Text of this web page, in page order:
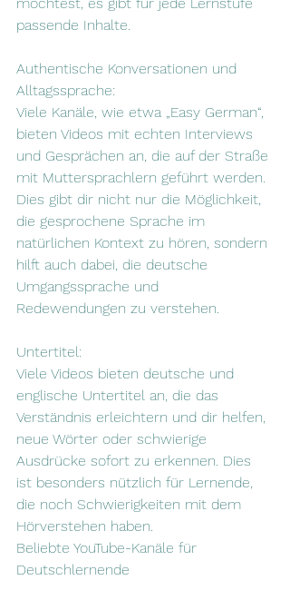
passende Inhalte.
Authentische Konversationen und
Alltagssprache:
Viele Kanäle, wie etwa „Easy German“,
bieten Videos mit echten Interviews
und Gesprächen an, die auf der Straße
mit Muttersprachlern geführt werden.
Dies gibt dir nicht nur die Möglichkeit,
die gesprochene Sprache im
natürlichen Kontext zu hören, sondern
hilft auch dabei, die deutsche
Umgangssprache und
Redewendungen zu verstehen.
Untertitel:
Viele Videos bieten deutsche und
englische Untertitel an, die das
Verständnis erleichtern und dir helfen,
neue Wörter oder schwierige
Ausdrücke sofort zu erkennen. Dies
ist besonders nützlich für Lernende,
die noch Schwierigkeiten mit dem
Hörverstehen haben.
Beliebte YouTube-Kanäle für
Deutschlernende